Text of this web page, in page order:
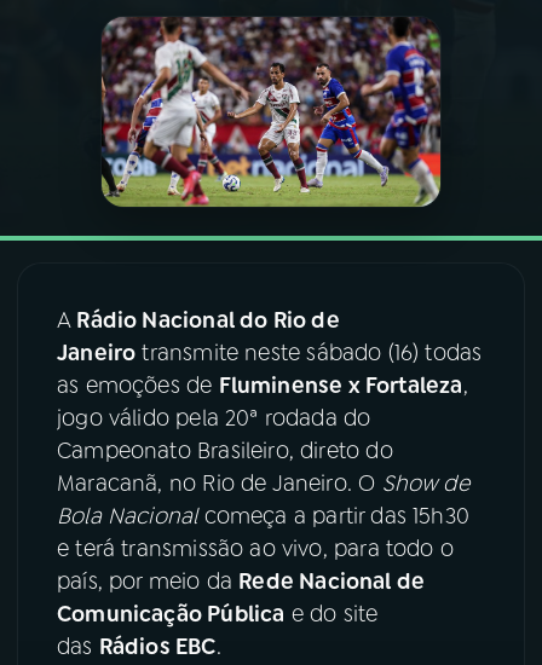
PROGRAMAS
PODCASTS
VIDEOCASTS
08FESTIVAL DE MÚSICA
ACOMPANHE A RÁDIO NACIONAL
YouTube Facebook
Instagram X
TikTok
A Rádio Nacional do Rio de
Janeiro transmite neste sábado (16) todas
as emoções de Fluminense x Fortaleza,
jogo válido pela 20ª rodada do
Campeonato Brasileiro, direto do
Maracanã, no Rio de Janeiro. O Show de
Bola Nacionalcomeça a partir das 15h30
e terá transmissão ao vivo, para todo o
país, por meio da Rede Nacional de
Comunicação Pública e do site
das Rádios EBC.